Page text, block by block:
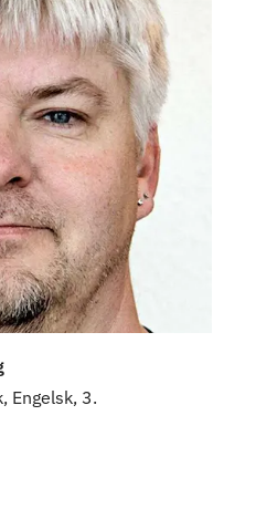
Engelsk, 3.